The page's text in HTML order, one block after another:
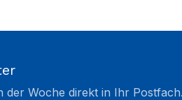
der Woche direkt in Ihr Postfach.